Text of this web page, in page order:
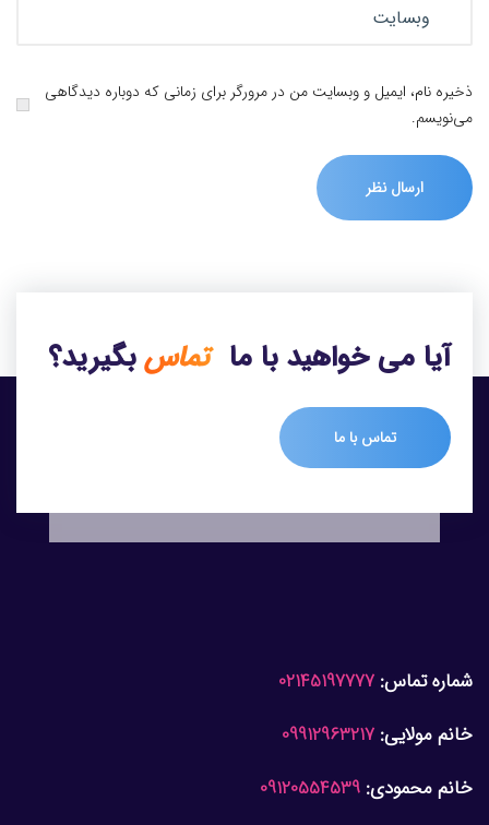
ذخیره نام، ایمیل و وبسایت من در مرورگر برای زمانی که دوباره دیدگاهی
می‌نویسم.
آیا می خواهید با ما تماسبگیرید؟
تماس با ما
شماره تماس: 02145197777
خانم مولایی: 09912963217
خانم محمودی: 09120554539